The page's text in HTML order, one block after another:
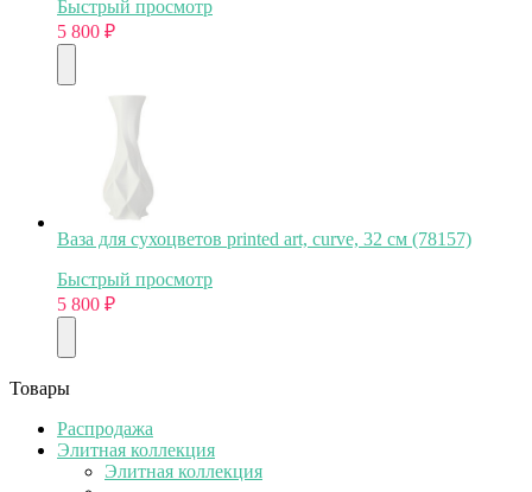
Быстрый просмотр
5 800 ₽
Ваза для сухоцветов printed art, curve, 32 см (78157)
Быстрый просмотр
5 800 ₽
Товары
Распродажа
Элитная коллекция
Элитная коллекция